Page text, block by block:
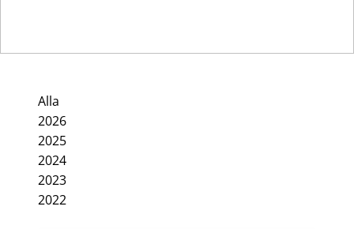
Alla
2026
2025
2024
2023
2022